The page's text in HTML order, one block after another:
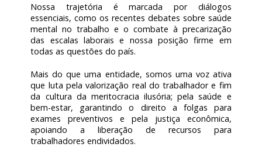
Nossa trajetória é marcada por diálogos
essenciais, como os recentes debates sobre saúde
mental no trabalho e o combate à precarização
das escalas laborais e nossa posição firme em
todas as questões do país.
Mais do que uma entidade, somos uma voz ativa
que luta pela valorização real do trabalhador e fim
da cultura da meritocracia ilusória; pela saúde e
bem-estar, garantindo o direito a folgas para
exames preventivos e pela justiça econômica,
apoiando a liberação de recursos para
trabalhadores endividados.